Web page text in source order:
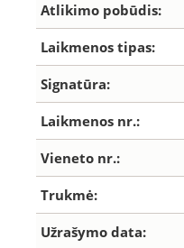
Atlikimo pobūdis:
Laikmenos tipas:
Signatūra:
Laikmenos nr.:
Vieneto nr.:
Trukmė:
Užrašymo data: